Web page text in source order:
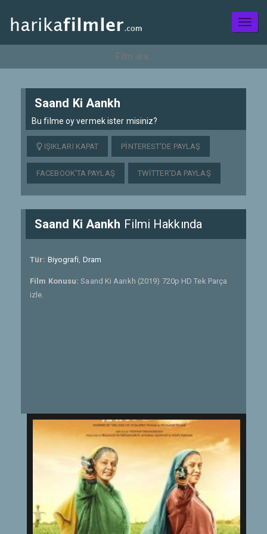
Saand Ki Aankh
Bu filme oy vermek ister misiniz?
IŞIKLARI KAPAT PINTEREST'DE PAYLAŞ
FACEBOOK'TA PAYLAŞ TWITTER'DA PAYLAŞ
Saand Ki Aankh Filmi Hakkında
Tür: Biyografi, Dram
Film Konusu:Saand Ki Aankh (2019) 720p HD Tek Parça
izle.